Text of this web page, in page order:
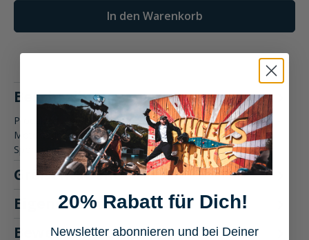
In den Warenkorb
Beschreibung
Produktbeschreibung: Alpinestars SP-8 V3 Sporthandschuh -
Motorradhandschuhe Der Alpinestars SP-8 V3
Sporthandschuh bietet…Mehr
Größentabelle
Eigenschaften
Bewertungen
1
20% Rabatt für Dich!
Newsletter abonnieren und bei Deiner